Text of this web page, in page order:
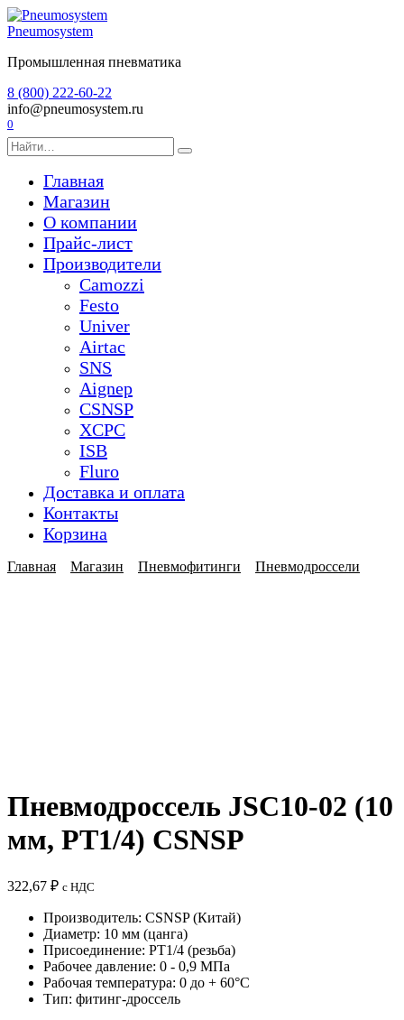
Перейти
к
Pneumosystem
Промышленная пневматика
8 (800) 222-60-22
info@pneumosystem.ru
0
Search
for:
Главная
Магазин
О компании
Прайс-лист
Производители
Camozzi
Festo
Univer
Airtac
SNS
Aignep
CSNSP
XCPC
ISB
Fluro
Доставка и оплата
Контакты
Корзина
Главная Магазин Пневмофитинги Пневмодроссели
Пневмодроссель JSC10-02 (10
мм, PT1/4) CSNSP
322,67 ₽ с НДС
Производитель: CSNSP (Китай)
Диаметр: 10 мм (цанга)
Присоединение: РТ1/4 (резьба)
Рабочее давление: 0 - 0,9 МПа
Рабочая температура: 0 до + 60°C
Тип: фитинг-дроссель